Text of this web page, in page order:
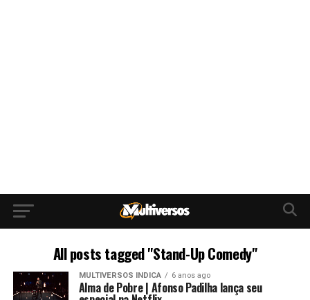
All posts tagged "Stand-Up Comedy"
MULTIVERSOS INDICA 6 anos ago
Alma de Pobre | Afonso Padilha lança seu